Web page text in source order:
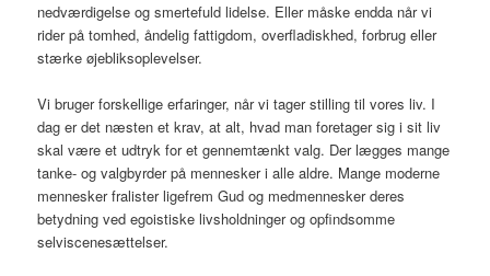
nedværdigelse og smertefuld lidelse. Eller måske endda når vi
rider på tomhed, åndelig fattigdom, overfladiskhed, forbrug eller
stærke øjebliksoplevelser.
Vi bruger forskellige erfaringer, når vi tager stilling til vores liv. I
dag er det næsten et krav, at alt, hvad man foretager sig i sit liv
skal være et udtryk for et gennemtænkt valg. Der lægges mange
tanke- og valgbyrder på mennesker i alle aldre. Mange moderne
mennesker fralister ligefrem Gud og medmennesker deres
betydning ved egoistiske livsholdninger og opfindsomme
selviscenesættelser.